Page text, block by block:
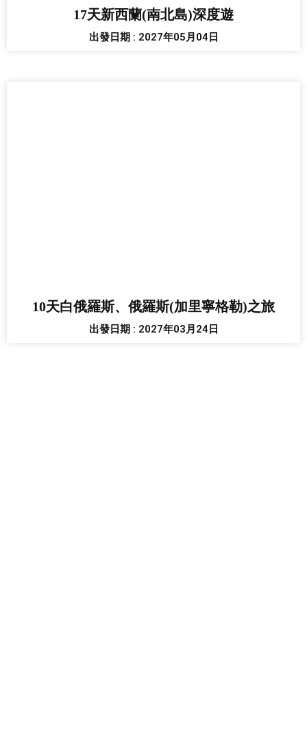
17天新西蘭(南北島)深度遊
出發日期 : 2027年05月04日
10天白俄羅斯、俄羅斯(加里寧格勒)之旅
出發日期 : 2027年03月24日